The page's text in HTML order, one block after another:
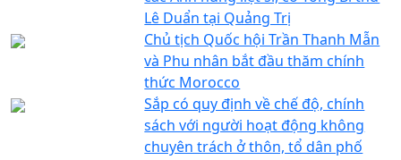
Lê Duẩn tại Quảng Trị
Chủ tịch Quốc hội Trần Thanh Mẫn
và Phu nhân bắt đầu thăm chính
thức Morocco
Sắp có quy định về chế độ, chính
sách với người hoạt động không
chuyên trách ở thôn, tổ dân phố